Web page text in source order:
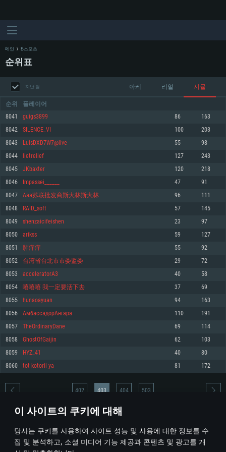
이 사이트의 쿠키에 대해
당사는 쿠키를 사용하여 사이트 성능 및 사용에 대한 정보를 수
집 및 분석하고, 소셜 미디어 기능 제공과 콘텐츠 및 광고를 개
최소사양
운영체제: Windows 10 (64 bit)
프로세서: 2.2 GHz 듀얼코어 이상
메모리: 4GB
그래픽 카드: DirectX 11 이상을 지원하는 AMD Radeon 77XX / NVIDIA
GeForce GT 660. 최소 사양 해상도: 720p
네트워크: 브로드밴드 인터넷
여유 저장 공간: 22.1 GB (최소 클라이언트)
권장 사양
570 혹은 그 이상
여유 저장 공간: 62.2 GB (전체 클라이언트)
최소사양
운영체제: Mac OS Big Sur 11.0
프로세서: 최소 2.2 GHz의 Core i5 (Intel Xeon 은 지원하지 않습니다)
메모리: 6 GB
그래픽 카드: Metal 을 지원하는 Intel Iris Pro 5200 (Mac), 혹은 이와 비슷한 성
능을 가지는 Mac 버전의 AMD/Nvidia. 최소 해상도: 720p
네트워크: 브로드밴드 인터넷
여유 저장 공간: 22.1 GB (최소 클라이언트)
권장 사양
네트워크: 브로드밴드 인터넷
여유 저장 공간: 62.2 GB (전체 클라이언트)
최소사양
운영체제: 64bit Linux 중 최신 버전
프로세서: 2.4 GHz 듀얼코어
메모리: 4 GB
그래픽 카드: Vulkan 을 지원하고, 최신 그래픽 드라이버를 지원하는 NVIDIA
660 (6개월 미만) 혹은 그와 동급의 성능을 가지며 최신 그래픽 드라이버를 지
원하는 AMD (6개월 미만; 최소사양 지원 해상도 720p)
네트워크: 브로드밴드 인터넷
여유 저장 공간: 22.1 GB (최소 클라이언트)
권장 사양
운영체제: Ubuntu 20.04 64bit
프로세서: Intel Core i7
메모리: 16 GB
그래픽 카드: Vulkan 을 지원하고, 최신 그래픽 드라이버를 지원하는 NVIDIA
1060 (6개월 미만) 혹은 그와 동급의 성능을 가지며 최신 그래픽 드라이버를
지원하는 AMD RX 570 (6개월 미만; 최소사양 지원 해상도 720p) 이상
여유 저장 공간: 62.2 GB (전체 클라이언트)
메인 E-스포츠
순위표
지난 달 아케 리얼 시뮬
순위 플레이어
8041 guigs3899 86 163
8042 SILENCE_VI 100 203
8043 LuisDXD7W7@live 55 98
8044 lietrelief 127 243
8045 JKbaxter 120 218
8046 Impassei______ 47 91
8047 Aaa苏联批发商斯大林斯大林 96 111
8048 RAID_soft 57 145
8049 shenzaicifeishen 23 97
8050 arikss 59 127
8051 肺痒痒 55 92
8052 台湾省台北市市委监委 29 72
8053 acceleratorA3 40 58
8054 嘻嘻嘻 我一定要活下去 37 69
8055 hunaoayuan 94 163
8056 АмбассадорАнгара 110 191
8057 TheOrdinaryDane 69 114
8058 GhostOfGaijin 62 103
8059 HYZ_41 40 80
8060 tot kotorii ya 81 172
* 순위표는 매일 1회 갱신됩니다
402 403 404 503